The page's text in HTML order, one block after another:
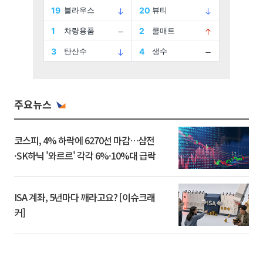
주요뉴스
코스피, 4% 하락에 6270선 마감…삼전
·SK하닉 '와르르' 각각 6%·10%대 급락
ISA 계좌, 5년마다 깨라고요? [이슈크래
커]